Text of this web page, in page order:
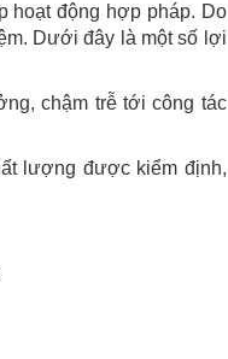
hoạt động hợp pháp. Do
Dưới đây là một số lợi
chậm trễ tới công tác
lượng được kiểm định,